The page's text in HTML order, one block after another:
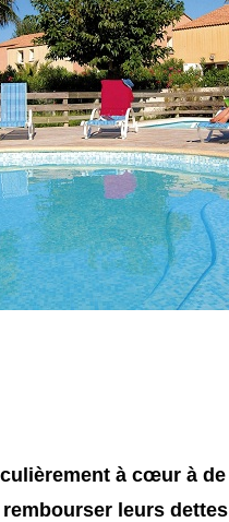
à cœur à
leurs